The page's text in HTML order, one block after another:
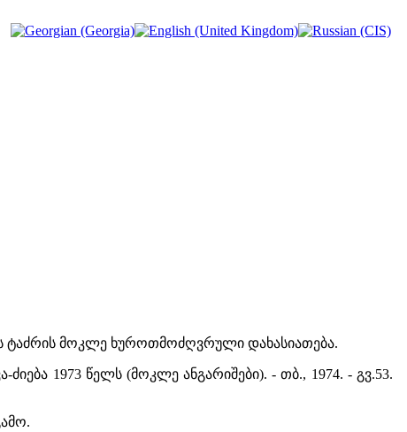
ტაძრის მოკლე ხუროთმოძღვრული დახასიათება.
1973 წელს (მოკლე ანგარიშები). - თბ., 1974. - გვ.53.